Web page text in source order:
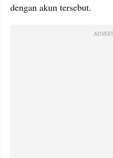
dengan akun tersebut.